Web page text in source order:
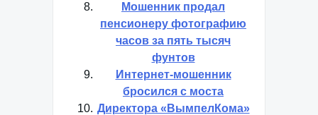
Мошенник продал
пенсионеру фотографию
часов за пять тысяч
фунтов
Интернет-мошенник
бросился с моста
Директора «ВымпелКома»